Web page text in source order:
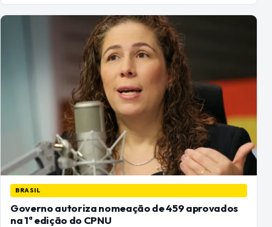
BRASIL
Governo autoriza nomeação de 459 aprovados
na 1ª edição do CPNU